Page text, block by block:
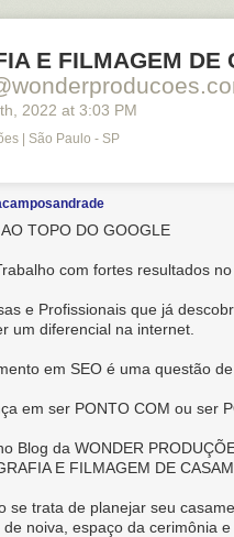
E FILMAGEM DE
th , 2022 at 3:03 PM
| São Paulo - SP
TOPO DO GOOGLE
com fortes resultados
e Profissionais que já
um diferencial na internet.
em SEO é uma questão
em ser PONTO COM ou ser
Blog da WONDER
E FILMAGEM DE
se trata de planejar seu
de noiva, espaço da cerimônia